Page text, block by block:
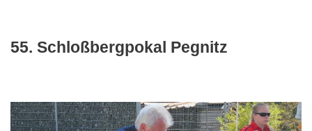
55. Schloßbergpokal Pegnitz